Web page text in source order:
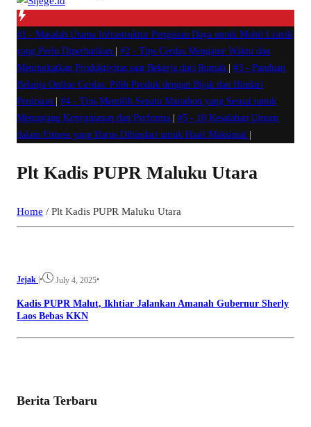
#1 - Masalah Utama Infrastruktur Pengisian Daya untuk Mobil Listrik
yang Perlu Diperhatikan
#2 - Tips Cerdas Mengatur Waktu dan
Meningkatkan Produktivitas saat Bekerja dari Rumah
#3 - Panduan
Belanja Online Cerdas: Pilih Produk dengan Bijak dan Hindari
Penipuan
#4 - Tips Memilih Sepatu Marathon yang Sesuai untuk
Menunjang Kenyamanan dan Performa
#5 - 10 Kesalahan Umum
dalam Fitness yang Harus Dihindari untuk Hasil Maksimal
Plt Kadis PUPR Maluku Utara
Home / Plt Kadis PUPR Maluku Utara
Jejak |• July 4, 2025•
Kadis PUPR Malut, Ikhtiar Jalankan Amanah Gubernur Sherly
Laos Bebas KKN
Berita Terbaru